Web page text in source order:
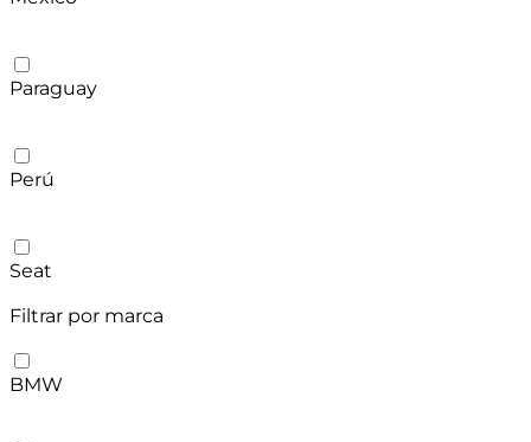
Paraguay
Perú
Seat
Filtrar por marca
BMW